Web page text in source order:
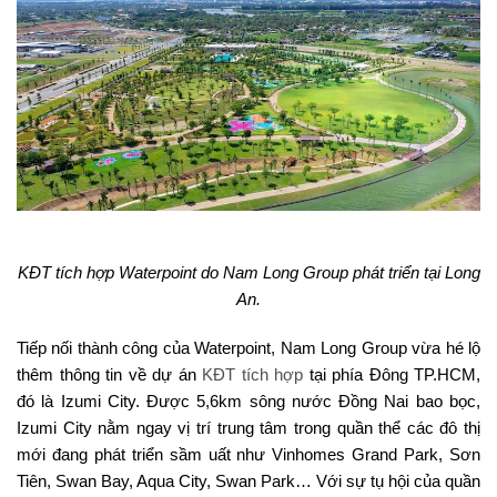
KĐT tích hợp Waterpoint do Nam Long Group phát triển tại Long
An.
Tiếp nối thành công của Waterpoint, Nam Long Group vừa hé lộ
thêm thông tin về dự án KĐT tích hợp tại phía Đông TP.HCM,
đó là Izumi City. Được 5,6km sông nước Đồng Nai bao bọc,
Izumi City nằm ngay vị trí trung tâm trong quần thể các đô thị
mới đang phát triển sầm uất như Vinhomes Grand Park, Sơn
Tiên, Swan Bay, Aqua City, Swan Park… Với sự tụ hội của quần